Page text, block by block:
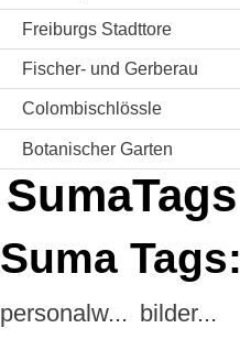
Freiburgs Stadttore
Fischer- und Gerberau
Colombischlössle
Botanischer Garten
SumaTags
Suma Tags:
personalw... bilder...